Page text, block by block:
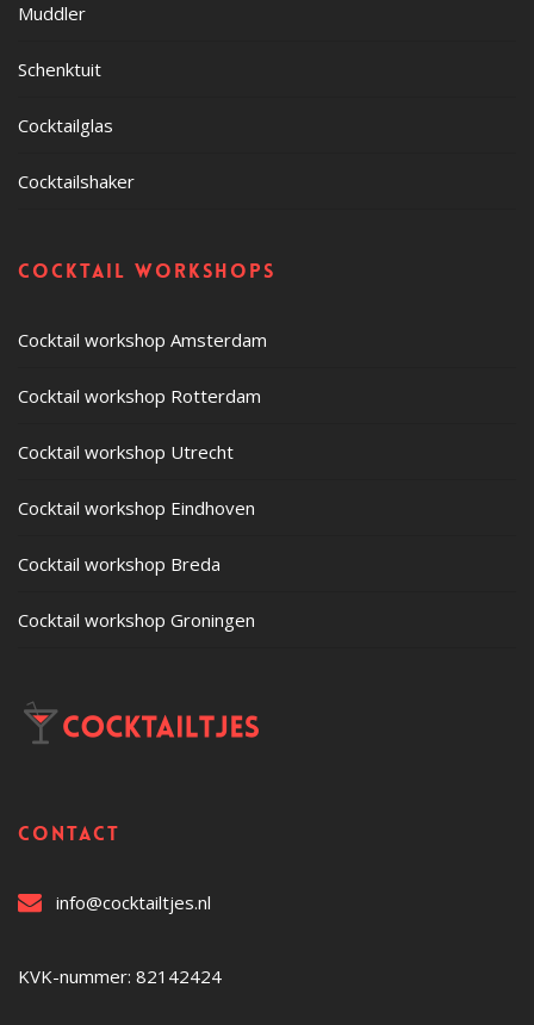
Muddler
Schenktuit
Cocktailglas
Cocktailshaker
Cocktail workshops
Cocktail workshop Amsterdam
Cocktail workshop Rotterdam
Cocktail workshop Utrecht
Cocktail workshop Eindhoven
Cocktail workshop Breda
Cocktail workshop Groningen
Contact
info@cocktailtjes.nl
KVK-nummer: 82142424